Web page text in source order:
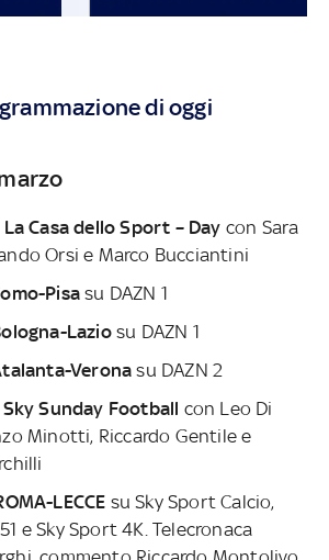
di oggi
La Casa dello Sport – Day con Sara
Orsi e Marco Bucciantini
Pisa su DAZN 1
Laziosu DAZN 1
Verona su DAZN 2
Sky Sunday Football con Leo Di
Minotti, Riccardo Gentile e
LECCE su Sky Sport Calcio,
e Sky Sport 4K. Telecronaca